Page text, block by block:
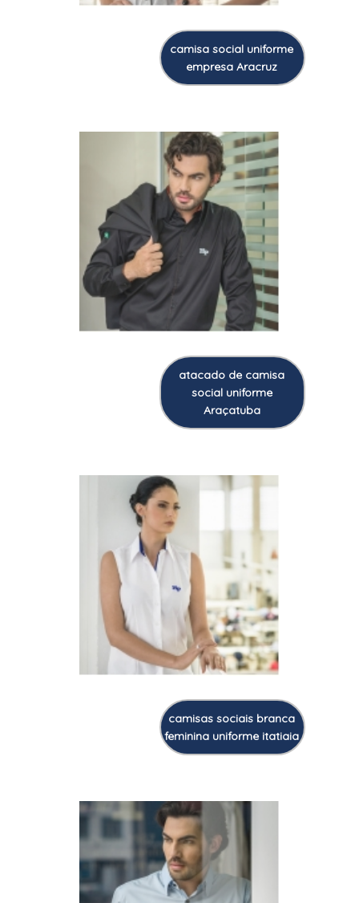
camisa social uniforme
empresa Aracruz
atacado de camisa
social uniforme
Araçatuba
camisas sociais branca
feminina uniforme itatiaia